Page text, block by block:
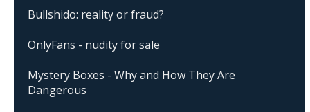
Bullshido: reality or fraud?
OnlyFans - nudity for sale
Mystery Boxes - Why and How They Are
Dangerous